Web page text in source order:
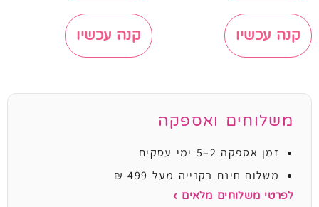
קנה עכשיו קנה עכשיו
משלוחים ואספקה
זמן אספקה 2–5 ימי עסקים
משלוח חינם בקנייה מעל 499 ₪
לפרטי משלוחים מלאים ›